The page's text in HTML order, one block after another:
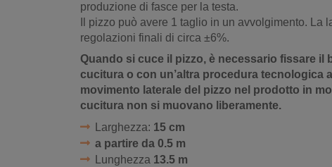
produzione di fasce per la testa.
Il pizzo può avere 1 taglio in un avvolgimento.
regolazioni finali di circa ±6%.
Quando si cuce il pizzo, è necessario fissare
cucitura o con un’altra procedura tecnologica
movimento laterale del pizzo nel prodotto in
cucitura non si muovano liberamente.
Larghezza: 15 cm
a partire da 0.5 m
Lunghezza 13.5 m